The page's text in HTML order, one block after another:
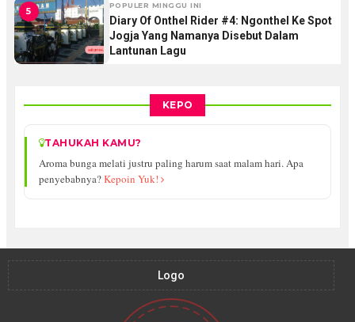
5 POPULER MINGGU INI
Diary Of Onthel Rider #4: Ngonthel Ke Spot
Jogja Yang Namanya Disebut Dalam
Lantunan Lagu
KEPO
TAHUKAH KAMU?
Aroma bunga melati justru paling harum saat malam hari. Apa
penyebabnya?Kepoin Yuk!
Logo